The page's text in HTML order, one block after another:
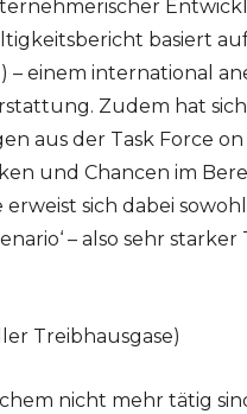
basiert
– einem international
Zudem hat
aus der Task Force on
und Chancen im
sich dabei
– also sehr
Treibhausgase)
nicht mehr tätig